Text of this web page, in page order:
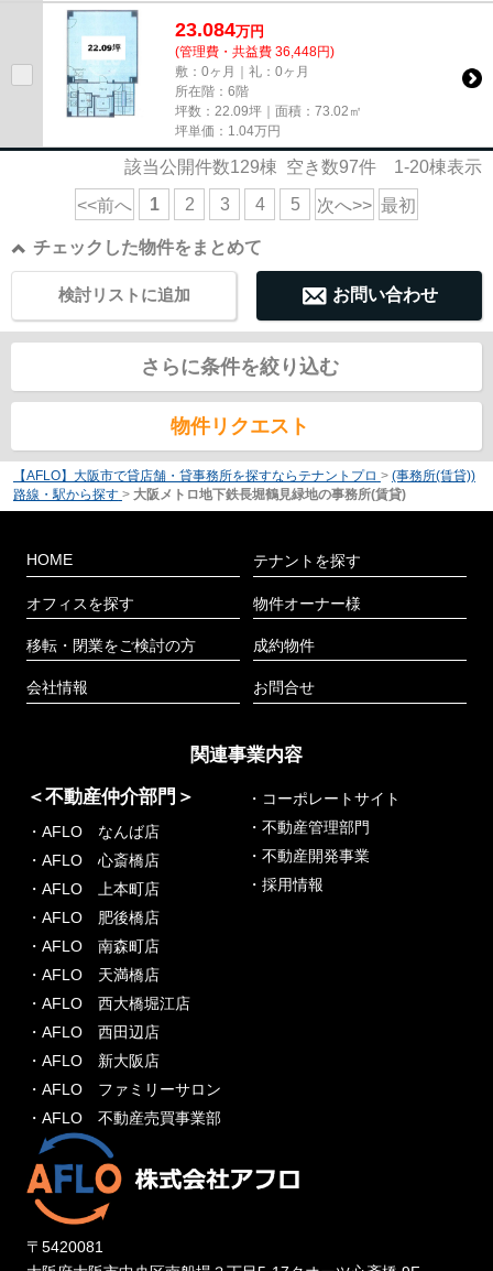
23.084万円
(管理費・共益費 36,448円)
敷：0ヶ月｜礼：0ヶ月
所在階：6階
坪数：22.09坪｜面積：73.02㎡
坪単価： 1.04万円
該当公開件数129棟 空き数97件 1-20棟表示
<<前へ 1 2 3 4 5 次へ>> 最初
チェックした物件をまとめて
お問い合わせ
検討リストに追加
さらに条件を絞り込む
物件リクエスト
【AFLO】大阪市で貸店舗・貸事務所を探すならテナントプロ > (事務所(賃貸))
路線・駅から探す > 大阪メトロ地下鉄長堀鶴見緑地の事務所(賃貸)
HOME
オフィスを探す
移転・閉業をご検討の方
会社情報
テナントを探す
物件オーナー様
成約物件
お問合せ
関連事業内容
＜不動産仲介部門＞
・AFLO なんば店
・AFLO 心斎橋店
・AFLO 上本町店
・AFLO 肥後橋店
・AFLO 南森町店
・AFLO 天満橋店
・AFLO 西大橋堀江店
・AFLO 西田辺店
・AFLO 新大阪店
・AFLO ファミリーサロン
・AFLO 不動産売買事業部
・コーポレートサイト
・不動産管理部門
・不動産開発事業
・採用情報
〒5420081